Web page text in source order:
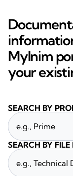
MyInim
your
SEARCH BY
SEARCH BY